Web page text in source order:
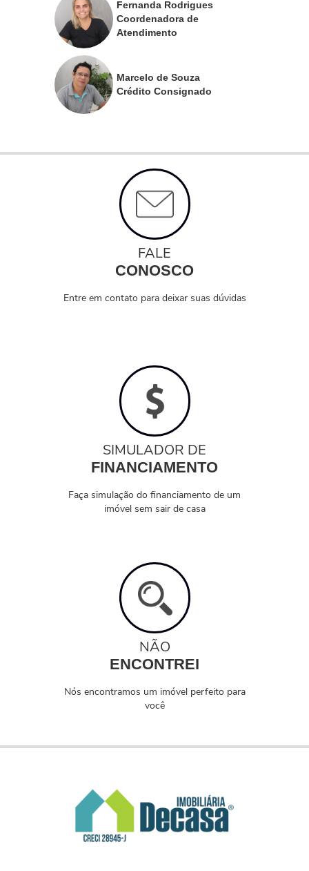
Fernanda Rodrigues
Coordenadora de
Atendimento
Marcelo de Souza
Crédito Consignado
FALE
CONOSCO
Entre em contato para deixar suas dúvidas
SIMULADOR DE
FINANCIAMENTO
Faça simulação do financiamento de um
imóvel sem sair de casa
NÃO
ENCONTREI
Nós encontramos um imóvel perfeito para
você